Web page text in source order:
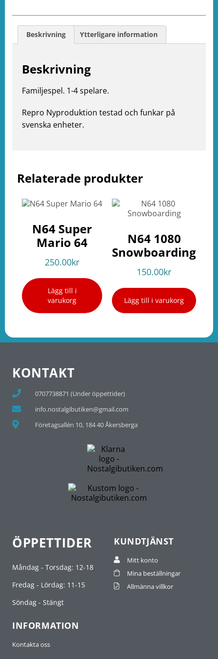
Relaterade produkter
N64 Super
Mario 64
250.00kr
Lägg till i
varukorg
N64 1080
Snowboarding
150.00kr
Lägg till i varukorg
Beskrivning Ytterligare information
Beskrivning
Familjespel. 1-4 spelare.
Repro Nyproduktion testad och funkar på
svenska enheter.
KONTAKT
0707738871 (Under öppettider)
info.nostalgibutiken@gmail.com
Företagsallén 10, 184 40 Åkersberga
ÖPPETTIDER
Måndag - Torsdag: 12-18
Fredag - Lördag: 11-15
Söndag - Stängt
KUNDTJÄNST
Mitt konto
Mina beställningar
Allmänna villkor
INFORMATION
Kontakta oss